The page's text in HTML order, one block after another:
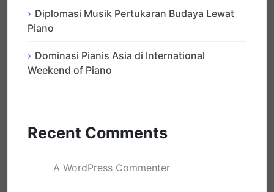
Diplomasi Musik Pertukaran Budaya Lewat
Piano
Dominasi Pianis Asia di International
Weekend of Piano
Recent Comments
A WordPress Commenter